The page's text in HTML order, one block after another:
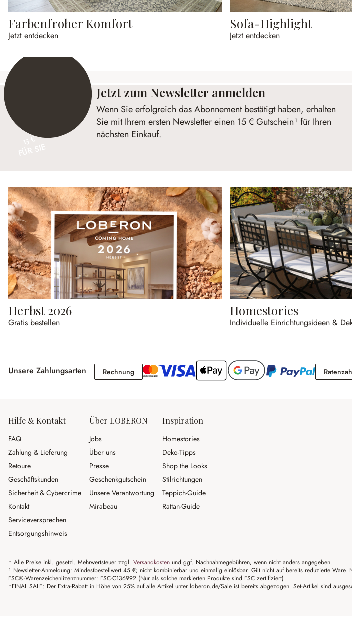
Farbenfroher Komfort
Jetzt entdecken
Sofa-Highlight
Jetzt entdecken
15 €
Jetzt zum Newsletter anmelden
Wenn Sie erfolgreich das Abonnement bestätigt haben, erhalten
Sie mit Ihrem ersten Newsletter einen 15 € Gutschein¹ für Ihren
nächsten Einkauf.
Herbst 2026
Gratis bestellen
Homestories
Individuelle Einrichtungsideen &
Unsere Zahlungsarten RechnungRechnung
Hilfe & Kontakt
FAQ
Zahlung & Lieferung
Retoure
Geschäftskunden
Sicherheit & Cybercrime
Kontakt
Serviceversprechen
Entsorgungshinweis
Über LOBERON
Jobs
Über uns
Presse
Geschenkgutschein
Unsere Verantwortung
Mirabeau
Inspiration
Homestories
Deko-Tipps
Shop the Looks
Stilrichtungen
Teppich-Guide
Rattan-Guide
* Alle Preise inkl. gesetzl. Mehrwertsteuer zzgl. Versandkosten und ggf. Nachnahmegebühren, wenn nicht anders angegeben.
¹ Newsletter-Anmeldung: Mindestbestellwert 45 €; nicht kombinierbar und einmalig einlösbar. Gilt nicht auf bereits reduzierte Ware.
FSC®-Warenzeichenlizenznummer: FSC-C136992 (Nur als solche markierten Produkte sind FSC zertifiziert)
*FINAL SALE: Der Extra-Rabatt in Höhe von 25% auf alle Artikel unter loberon.de/Sale ist bereits abgezogen. Set-Artikel sind